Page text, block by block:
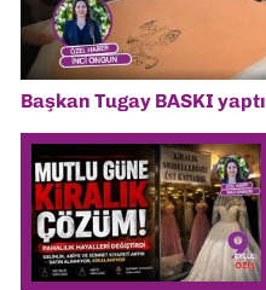
Başkan Tugay BASKI yaptı